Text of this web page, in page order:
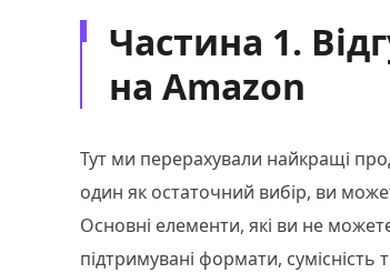
Частина 1.
на Amazon
Тут ми перерахували найкращі
один як остаточний вибір, ви
Основні елементи, які ви не
підтримувані формати, сумісність